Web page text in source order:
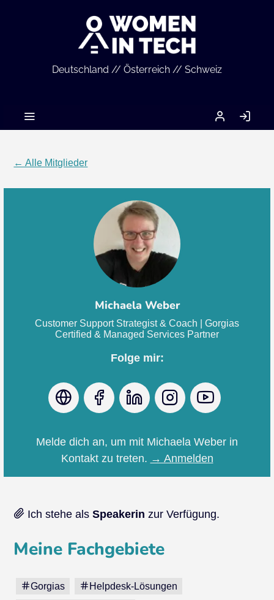
Deutschland // Österreich // Schweiz
MEIN
ACCOUNT
← Alle Mitglieder
Michaela Weber
Customer Support Strategist & Coach | Gorgias
Certified & Managed Services Partner
Folge mir:
WebseiteFacebookLinkedIn Instagram
Melde dich an, um mit Michaela Weber in
Kontakt zu treten. → Anmelden
Ich stehe alsSpeakerin zur Verfügung.
Meine Fachgebiete
Gorgias Helpdesk-Lösungen